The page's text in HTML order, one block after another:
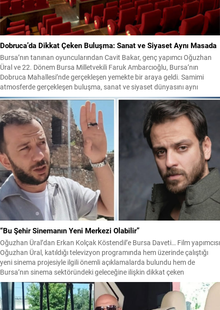
Dobruca’da Dikkat Çeken Buluşma: Sanat ve Siyaset Aynı Masada
Bursa’nın tanınan oyuncularından Cavit Bakar, genç yapımcı Oğuzhan
Üral ve 22. Dönem Bursa Milletvekili Faruk Ambarcıoğlu, Bursa’nın
Dobruca Mahallesi’nde gerçekleşen yemekte bir araya geldi. Samimi
atmosferde gerçekleşen buluşma, sanat ve siyaset dünyasını aynı
masada buluştururken, görüşmenin ardından kulislerde yeni projelere
ilişkin çeşitli iddialar da gündeme geldi. Üç İsim Dobruca’da Buluştu...
“Bu Şehir Sinemanın Yeni Merkezi Olabilir”
Oğuzhan Üral’dan Erkan Kolçak Köstendil’e Bursa Daveti… Film yapımcısı
Oğuzhan Üral, katıldığı televizyon programında hem üzerinde çalıştığı
yeni sinema projesiyle ilgili önemli açıklamalarda bulundu hem de
Bursa’nın sinema sektöründeki geleceğine ilişkin dikkat çeken
değerlendirmeler yaptı. Üral, sahip olduğu doğal ve kültürel zenginliklerle
Bursa’nın Türkiye’nin önemli film üretim merkezlerinden biri olabilecek...